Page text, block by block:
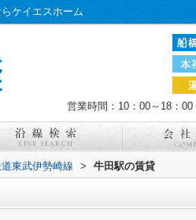
ケイエスホーム
営業時間：10：00～18：00
東武伊勢崎線 > 牛田駅の賃貸